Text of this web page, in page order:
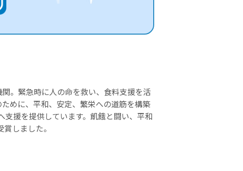
。緊急時に人の命を救い、食料支援を活
めに、平和、安定、繁栄への道筋を構築
支援を提供しています。飢餓と闘い、平和
しました。